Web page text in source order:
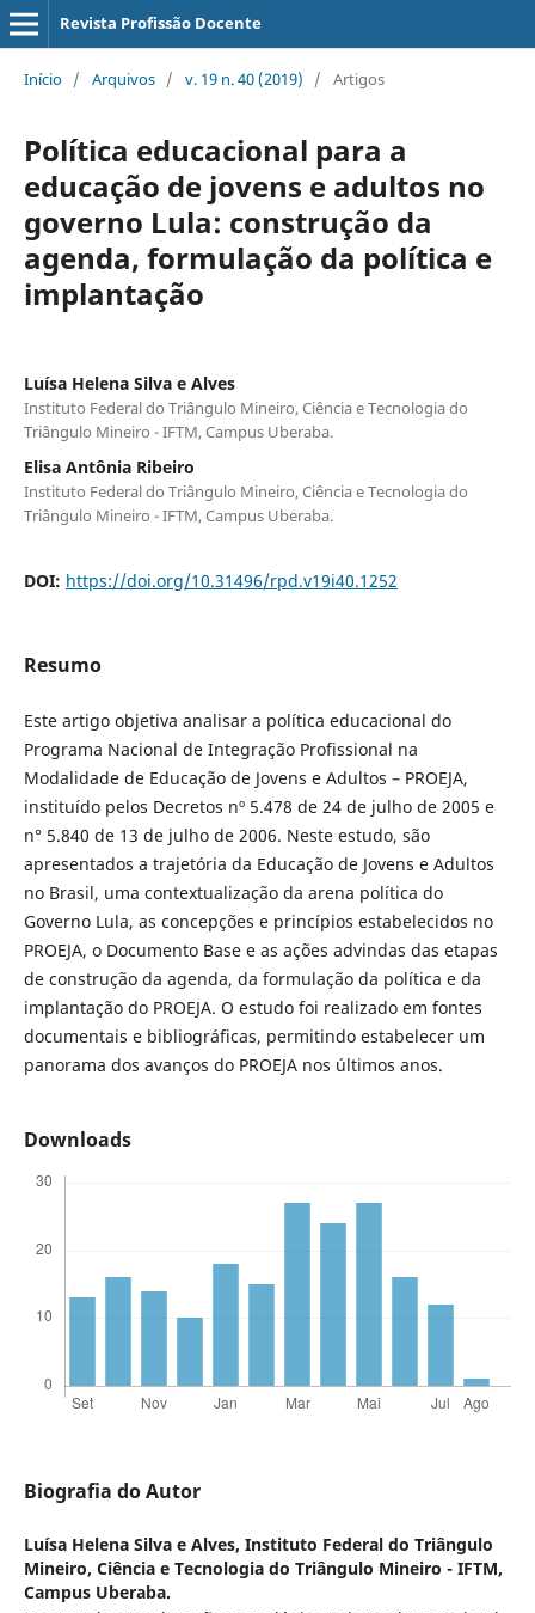
Revista Profissão Docente
Início / Arquivos / v. 19 n. 40 (2019) / Artigos
Política educacional para a
educação de jovens e adultos no
governo Lula: construção da
agenda, formulação da política e
implantação
Luísa Helena Silva e Alves
Instituto Federal do Triângulo Mineiro, Ciência e Tecnologia do
Triângulo Mineiro - IFTM, Campus Uberaba.
Elisa Antônia Ribeiro
Instituto Federal do Triângulo Mineiro, Ciência e Tecnologia do
Triângulo Mineiro - IFTM, Campus Uberaba.
DOI: https://doi.org/10.31496/rpd.v19i40.1252
Resumo
Este artigo objetiva analisar a política educacional do
Programa Nacional de Integração Profissional na
Modalidade de Educação de Jovens e Adultos – PROEJA,
instituído pelos Decretos nº 5.478 de 24 de julho de 2005 e
n° 5.840 de 13 de julho de 2006. Neste estudo, são
apresentados a trajetória da Educação de Jovens e Adultos
no Brasil, uma contextualização da arena política do
Governo Lula, as concepções e princípios estabelecidos no
PROEJA, o Documento Base e as ações advindas das etapas
de construção da agenda, da formulação da política e da
implantação do PROEJA. O estudo foi realizado em fontes
documentais e bibliográficas, permitindo estabelecer um
panorama dos avanços do PROEJA nos últimos anos.
Downloads
Biografia do Autor
Luísa Helena Silva e Alves, Instituto Federal do Triângulo
Mineiro, Ciência e Tecnologia do Triângulo Mineiro - IFTM,
Campus Uberaba.